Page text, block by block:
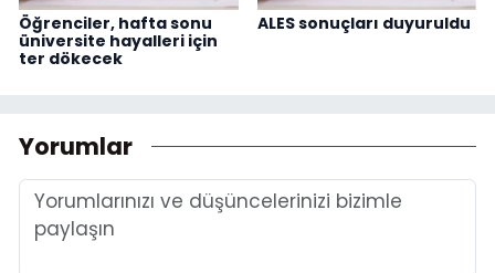
Öğrenciler, hafta sonu
üniversite hayalleri için
ter dökecek
ALES sonuçları duyuruldu
Yorumlar